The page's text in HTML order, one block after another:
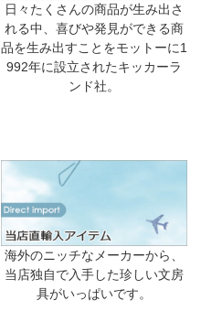
日々たくさんの商品が生み出さ
れる中、喜びや発見ができる商
品を生み出すことをモットーに1
992年に設立されたキッカーラ
ンド社。
海外のニッチなメーカーから、
当店独自で入手した珍しい文房
具がいっぱいです。